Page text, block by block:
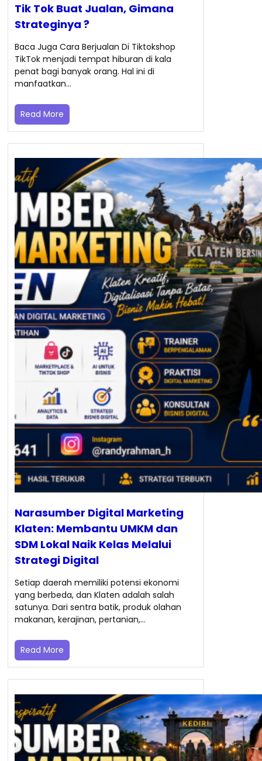
Tik Tok Buat Jualan, Gimana
Strateginya ?
Baca Juga Cara Berjualan Di Tiktokshop
TikTok menjadi tempat hiburan di kala
penat bagi banyak orang. Hal ini di
manfaatkan…
Read More
Narasumber Digital Marketing
Klaten: Membantu UMKM dan
SDM Lokal Naik Kelas Melalui
Strategi Digital
Setiap daerah memiliki potensi ekonomi
yang berbeda, dan Klaten adalah salah
satunya. Dari sentra batik, produk olahan
makanan, kerajinan, pertanian,…
Read More